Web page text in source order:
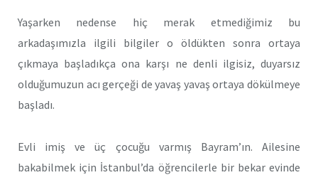
Yaşarken nedense hiç merak etmediğimiz bu
arkadaşımızla ilgili bilgiler o öldükten sonra ortaya
çıkmaya başladıkça ona karşı ne denli ilgisiz, duyarsız
olduğumuzun acı gerçeği de yavaş yavaş ortaya dökülmeye
başladı.
Evli imiş ve üç çocuğu varmış Bayram’ın. Ailesine
bakabilmek için İstanbul’da öğrencilerle bir bekar evinde